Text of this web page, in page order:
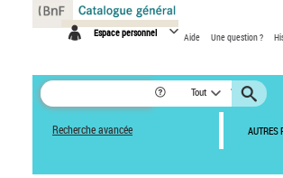
Espace personnel Aide Une question ?
Tout
Recherche avancée AUTRES
Panneau de gestion des cookies